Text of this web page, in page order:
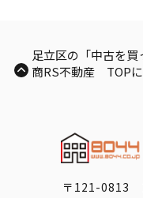
足立区の「中古を
商RS不動産 TOP
〒121-0813